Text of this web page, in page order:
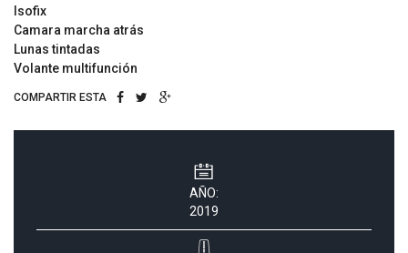
Isofix
Camara marcha atrás
Lunas tintadas
Volante multifunción
COMPARTIR ESTA
AÑO:
2019